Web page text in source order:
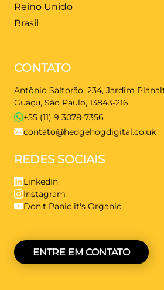
Reino Unido
Brasil
CONTATO
Antônio Saltorão, 234, Jardim
Guaçu, São Paulo, 13843-216
+55 (11) 9 3078-7356
contato@hedgehogdigital.co.uk
REDES SOCIAIS
LinkedIn
Instagram
Don't Panic it's Organic
ENTRE EM CONTATO